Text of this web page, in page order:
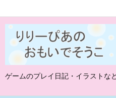
ゲームのプレイ日記・イラストな